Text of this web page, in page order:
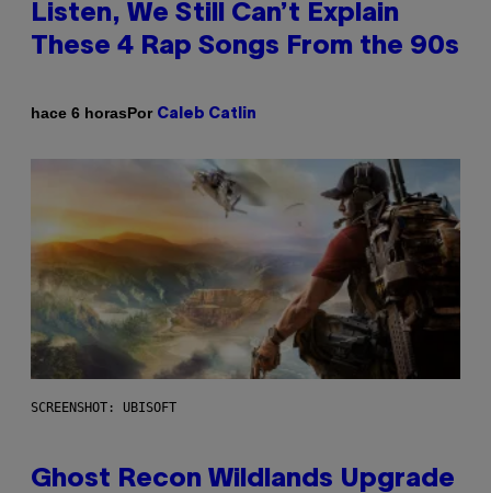
Listen, We Still Can’t Explain
These 4 Rap Songs From the 90s
hace 6 horasPor Caleb Catlin
SCREENSHOT: UBISOFT
Ghost Recon Wildlands Upgrade